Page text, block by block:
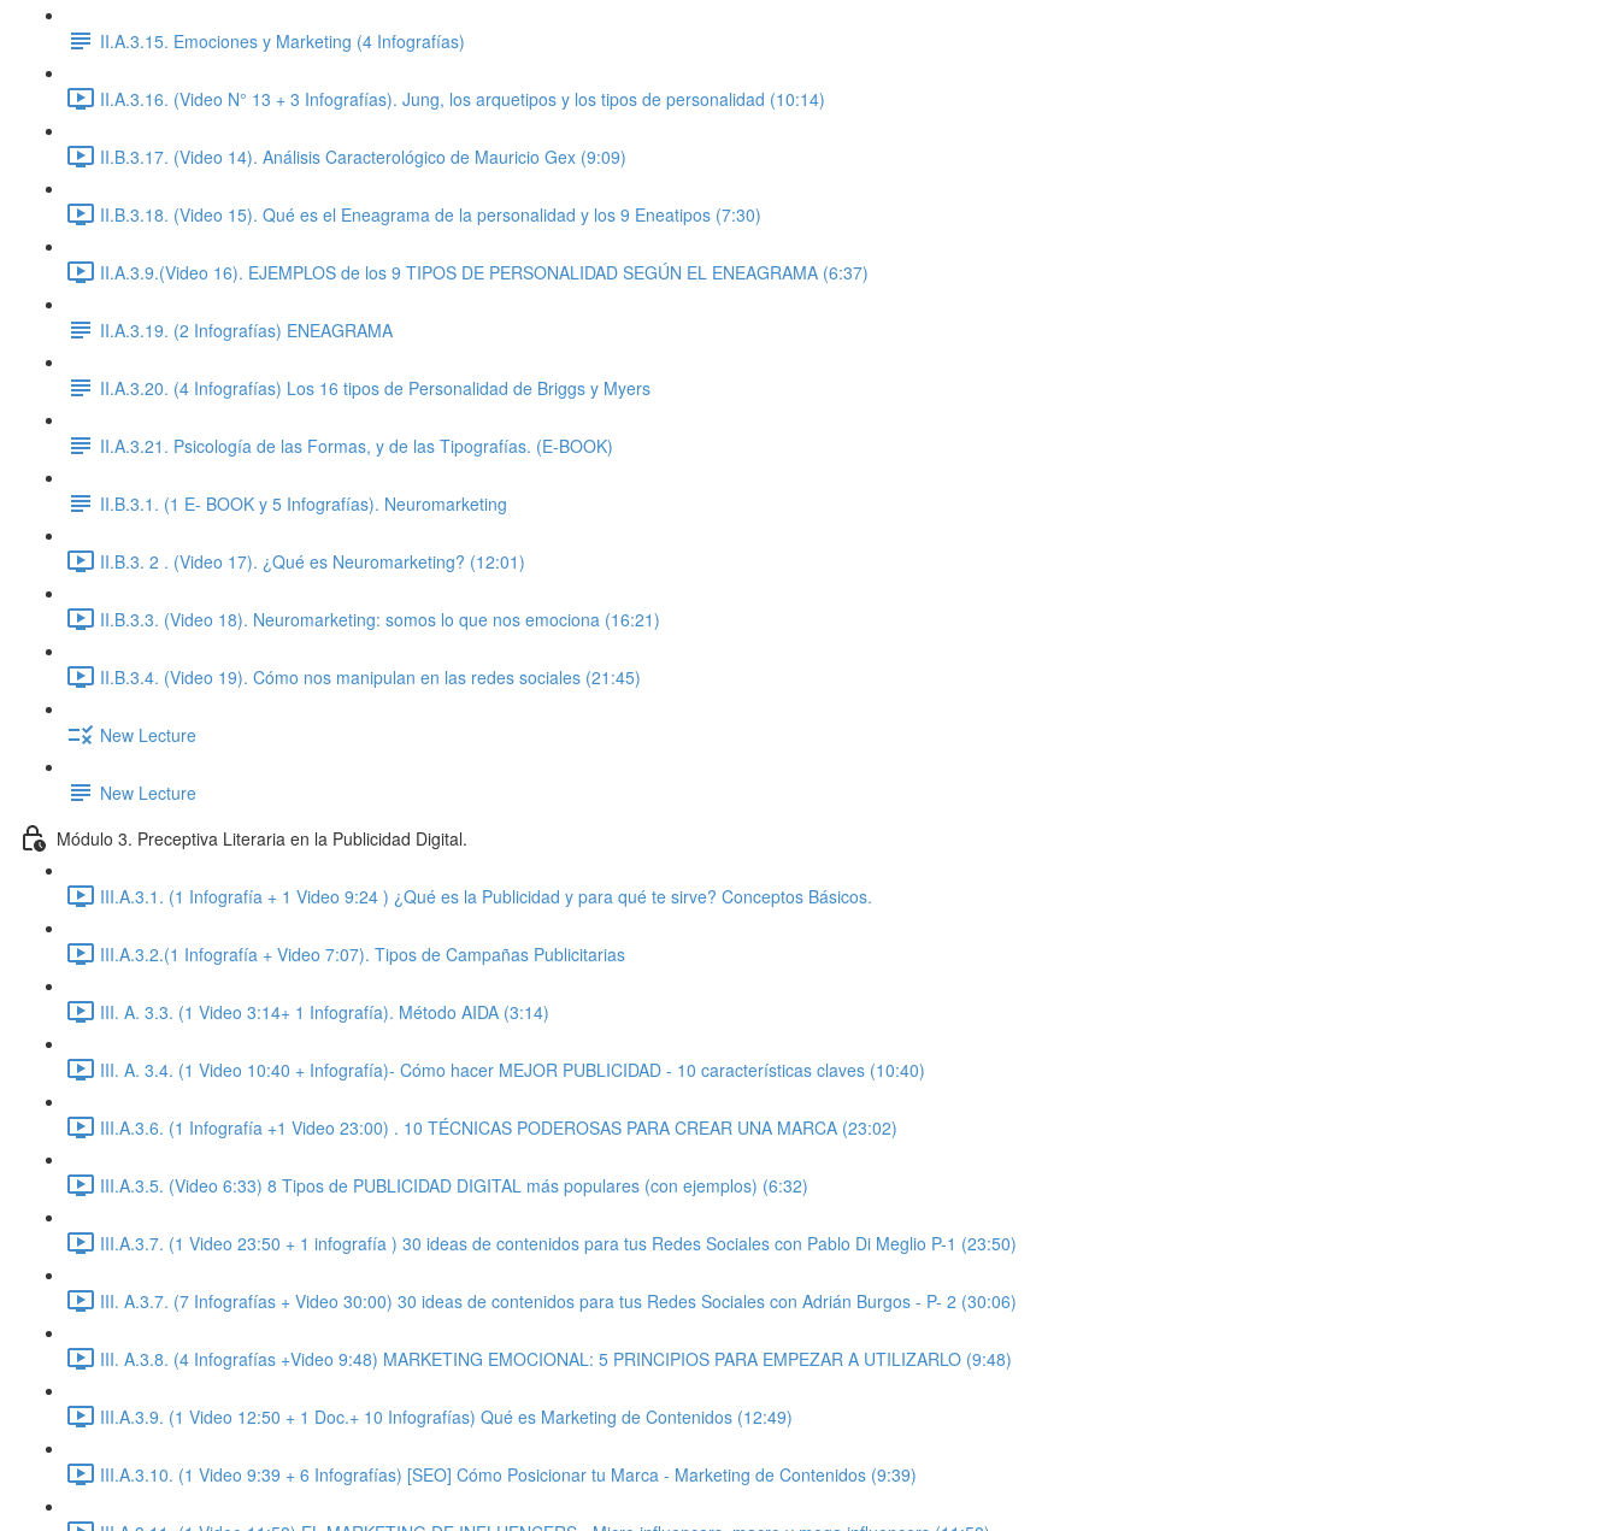
II.A.3.15. Emociones y Marketing (4 Infografías)
II.A.3.16. (Video N° 13 + 3 Infografías). Jung, los arquetipos y los tipos de personalidad (10:14)
II.B.3.17. (Video 14). Análisis Caracterológico de Mauricio Gex (9:09)
II.B.3.18. (Video 15). Qué es el Eneagrama de la personalidad y los 9 Eneatipos (7:30)
II.A.3.9.(Video 16). EJEMPLOS de los 9 TIPOS DE PERSONALIDAD SEGÚN EL ENEAGRAMA (6:37)
II.A.3.19. (2 Infografías) ENEAGRAMA
II.A.3.20. (4 Infografías) Los 16 tipos de Personalidad de Briggs y Myers
II.A.3.21. Psicología de las Formas, y de las Tipografías. (E-BOOK)
II.B.3.1. (1 E- BOOK y 5 Infografías). Neuromarketing
II.B.3. 2 . (Video 17). ¿Qué es Neuromarketing? (12:01)
II.B.3.3. (Video 18). Neuromarketing: somos lo que nos emociona (16:21)
II.B.3.4. (Video 19). Cómo nos manipulan en las redes sociales (21:45)
New Lecture
New Lecture
Módulo 3. Preceptiva Literaria en la Publicidad Digital.
III.A.3.1. (1 Infografía + 1 Video 9:24 ) ¿Qué es la Publicidad y para qué te sirve? Conceptos Básicos.
III.A.3.2.(1 Infografía + Video 7:07). Tipos de Campañas Publicitarias
III. A. 3.3. (1 Video 3:14+ 1 Infografía). Método AIDA (3:14)
III. A. 3.4. (1 Video 10:40 + Infografía)- Cómo hacer MEJOR PUBLICIDAD - 10 características claves (10:40)
III.A.3.6. (1 Infografía +1 Video 23:00) . 10 TÉCNICAS PODEROSAS PARA CREAR UNA MARCA (23:02)
III.A.3.5. (Video 6:33) 8 Tipos de PUBLICIDAD DIGITAL más populares (con ejemplos) (6:32)
III.A.3.7. (1 Video 23:50 + 1 infografía ) 30 ideas de contenidos para tus Redes Sociales con Pablo Di Meglio P-1 (23:50)
III. A.3.7. (7 Infografías + Video 30:00) 30 ideas de contenidos para tus Redes Sociales con Adrián Burgos - P- 2 (30:06)
III. A.3.8. (4 Infografías +Video 9:48) MARKETING EMOCIONAL: 5 PRINCIPIOS PARA EMPEZAR A UTILIZARLO (9:48)
III.A.3.9. (1 Video 12:50 + 1 Doc.+ 10 Infografías) Qué es Marketing de Contenidos (12:49)
III.A.3.10. (1 Video 9:39 + 6 Infografías) [SEO] Cómo Posicionar tu Marca - Marketing de Contenidos (9:39)